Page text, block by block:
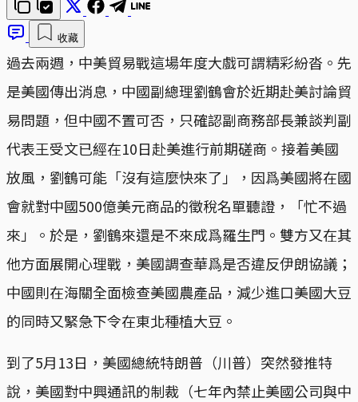
收藏
過去兩週，中美貿易戰這場年度大戲可謂精彩紛沓。先
是美國傳出消息，中國副總理劉鶴會於近期赴美討論貿
易問題，但中國不置可否，只確認副商務部長兼談判副
代表王受文已經在10日赴美進行前期磋商。接着美國
放風，劉鶴可能「沒有這麼快來了」，因爲美國將在國
會就對中國500億美元商品的徵稅名單聽證，「忙不過
來」。於是，劉鶴來還是不來成爲羅生門。雙方又在其
他方面展開心理戰，美國調查華爲是否違反伊朗協議；
中國則在海關全面檢查美國農產品，減少進口美國大豆
的同時又緊急下令在東北種植大豆。
到了5月13日，美國總統特朗普（川普）突然發推特
說，美國對中興通訊的制裁（七年內禁止美國公司與中